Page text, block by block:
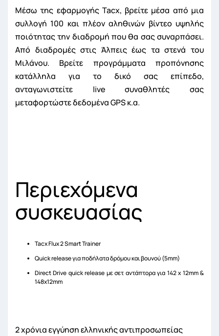
Μέσω της εφαρμογής Tacx, βρείτε μέσα από μια
συλλογή 100 και πλέον αληθινών βίντεο υψηλής
ποιότητας την διαδρομή που θα σας συναρπάσει.
Από διαδρομές στις Άλπεις έως τα στενά του
Μιλάνου. Βρείτε προγράμματα προπόνησης
κατάλληλα για το δικό σας επίπεδο,
ανταγωνιστείτε live συναθλητές σας
μεταφορτώστε δεδομένα GPS κ.α.
Περιεχόμενα
συσκευασίας
Tacx Flux 2 Smart Trainer
Quick release για ποδήλατα δρόμου και βουνού (5mm)
Direct Drive quick release με σετ αντάπτορα για 142 x 12mm &
148x12mm
2 χρόνια εγγύηση ελληνικής αντιπροσωπείας